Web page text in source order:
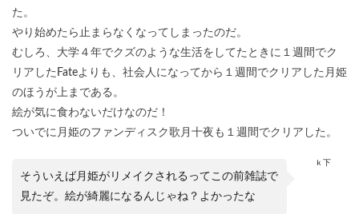
た。
やり始めたら止まらなくなってしまったのだ。
むしろ、大学４年でクズのような生活をしてたときに１週間でク
リアしたFateよりも、社会人になってから１週間でクリアした月姫
のほうが上まである。
絵が気に食わないだけなのだ！
ついでに月姫のファンディスク歌月十夜も１週間でクリアした。
ｋ下
そういえば月姫がリメイクされるってこの前雑誌で
見たぞ。絵が綺麗になるんじゃね？よかったな